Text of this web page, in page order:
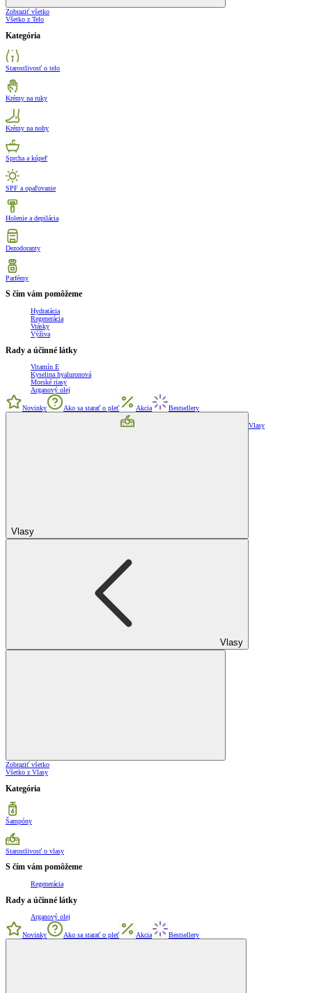
Zobraziť všetko
Všetko z Telo
Kategória
Starostlivosť o telo
Krémy na ruky
Krémy na nohy
Sprcha a kúpeľ
SPF a opaľovanie
Holenie a depilácia
Dezodoranty
Parfémy
S čím vám pomôžeme
Hydratácia
Regenerácia
Vrásky
Výživa
Rady a účinné látky
Vitamín E
Kyselina hyaluronová
Morské riasy
Arganový olej
Novinky Ako sa starať o pleť Akcia Bestsellery
Vlasy
Vlasy
Vlasy
Zobraziť všetko
Všetko z Vlasy
Kategória
Šampóny
Starostlivosť o vlasy
S čím vám pomôžeme
Regenerácia
Rady a účinné látky
Arganový olej
Novinky Ako sa starať o pleť Akcia Bestsellery